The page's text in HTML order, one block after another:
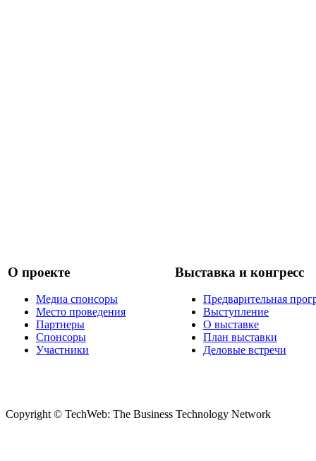
О проекте
Медиа спонсоры
Место проведения
Партнеры
Спонсоры
Участники
Выставка и конгресс
Предварительная
Выступление
О выставке
План выставки
Деловые встречи
Copyright © TechWeb: The Business Technology Network